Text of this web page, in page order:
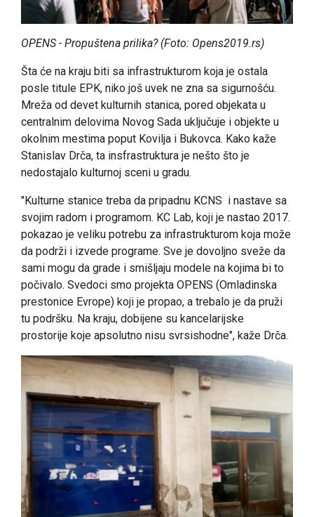
OPENS - Propuštena prilika? (Foto: Opens2019.rs)
Šta će na kraju biti sa infrastrukturom koja je ostala
posle titule EPK, niko još uvek ne zna sa sigurnošću.
Mreža od devet kulturnih stanica, pored objekata u
centralnim delovima Novog Sada uključuje i objekte u
okolnim mestima poput Kovilja i Bukovca. Kako kaže
Stanislav Drča, ta insfrastruktura je nešto što je
nedostajalo kulturnoj sceni u gradu.
"Kulturne stanice treba da pripadnu KCNS i nastave sa
svojim radom i programom. KC Lab, koji je nastao 2017.
pokazao je veliku potrebu za infrastrukturom koja može
da podrži i izvede programe. Sve je dovoljno sveže da
sami mogu da grade i smišljaju modele na kojima bi to
počivalo. Svedoci smo projekta OPENS (Omladinska
prestonice Evrope) koji je propao, a trebalo je da pruži
tu podršku. Na kraju, dobijene su kancelarijske
prostorije koje apsolutno nisu svrsishodne", kaže Drča.